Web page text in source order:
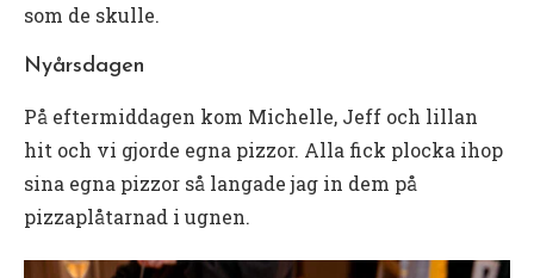
som de skulle.
Nyårsdagen
På eftermiddagen kom Michelle, Jeff och lillan
hit och vi gjorde egna pizzor. Alla fick plocka ihop
sina egna pizzor så langade jag in dem på
pizzaplåtarnad i ugnen.